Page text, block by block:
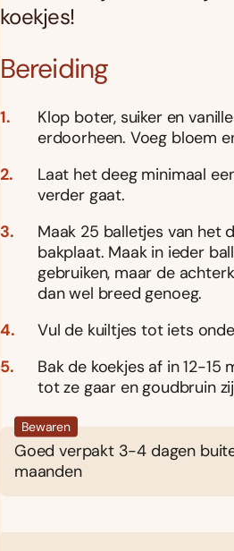
koekjes!
Bereiding
Klop boter, suiker en
erdoorheen. Voeg bloem
Laat het deeg minimaal
verder gaat.
Maak 25 balletjes van het
bakplaat. Maak in ieder
gebruiken, maar de
dan wel breed genoeg.
Vul de kuiltjes tot iets
Bak de koekjes af in 12-
tot ze gaar en goudbruin
Bewaren
Goed verpakt 3-4 dagen
maanden